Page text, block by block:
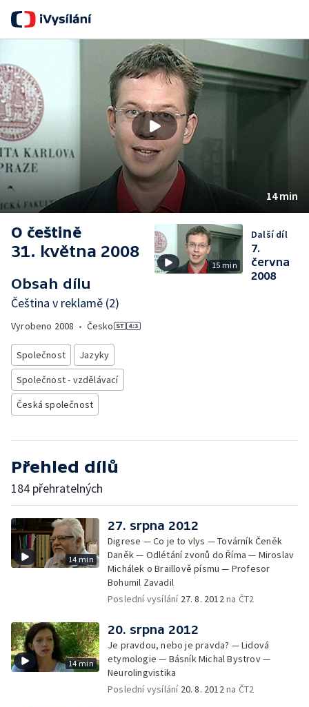
14 min
O češtině
31. května 2008
Obsah dílu
Čeština v reklamě (2)
Vyrobeno 2008 • Česko
Společnost
Jazyky
Společnost - vzdělávací
Česká společnost
15 min
Další díl
7.
června
2008
Přehled dílů
184 přehratelných
14 min
27. srpna 2012
Digrese — Co je to vlys — Továrník Čeněk
Daněk — Odlétání zvonů do Říma — Miroslav
Michálek o Braillově písmu — Profesor
Bohumil Zavadil
Poslední vysílání 27. 8. 2012na ČT2
14 min
20. srpna 2012
Je pravdou, nebo je pravda? — Lidová
etymologie — Básník Michal Bystrov —
Neurolingvistika
Poslední vysílání 20. 8. 2012na ČT2